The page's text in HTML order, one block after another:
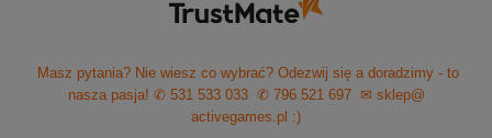
Masz pytania? Nie wiesz co wybrać? Odezwij się a doradzimy - to
nasza pasja! ✆ 531 533 033 ✆ 796 521 697
✉ sklep@
activegames.pl :)